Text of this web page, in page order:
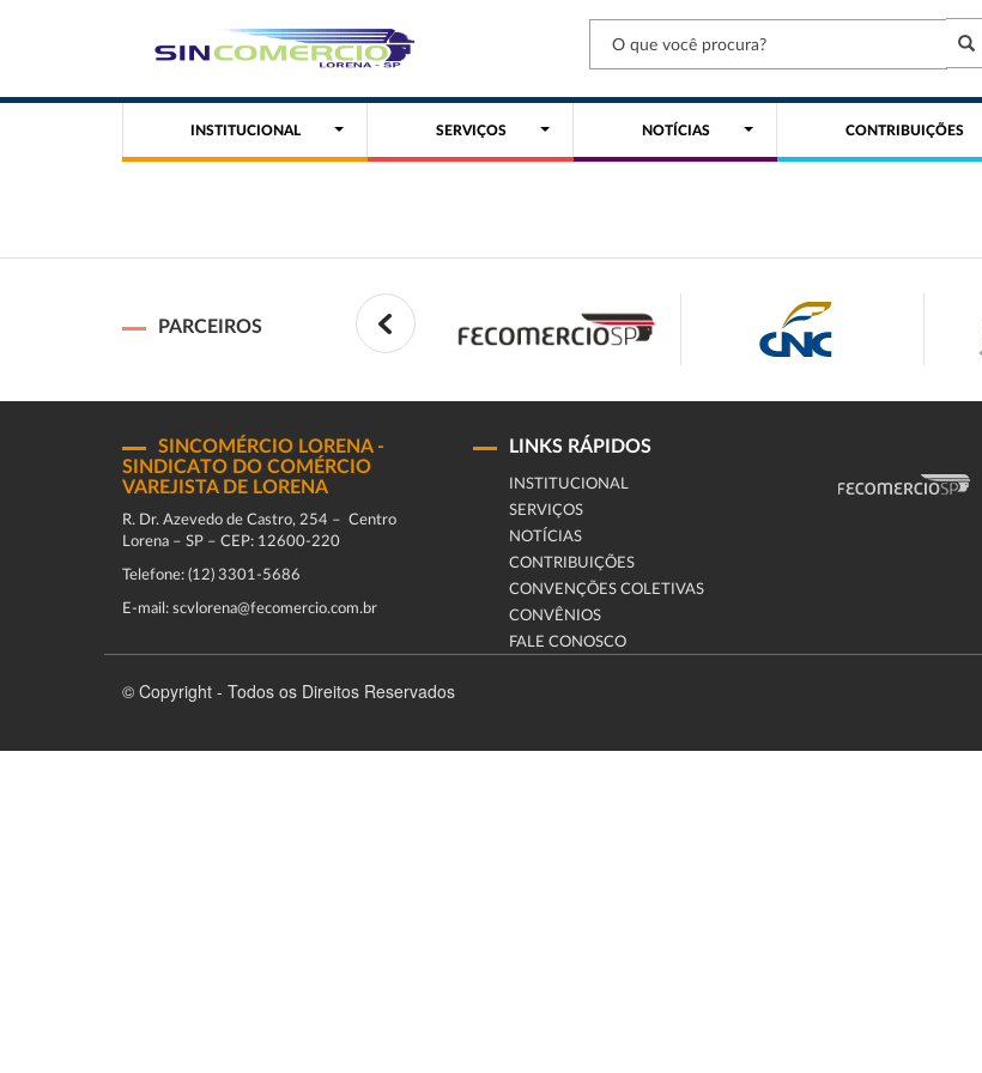
INSTITUCIONAL SERVIÇOS NOTÍCIAS CONTRIBUIÇÕES
PARCEIROS
SINCOMÉRCIO LORENA -
SINDICATO DO COMÉRCIO
VAREJISTA DE LORENA
R. Dr. Azevedo de Castro, 254 – Centro
Lorena – SP – CEP: 12600-220
Telefone: (12) 3301-5686
E-mail: scvlorena@fecomercio.com.br
LINKS RÁPIDOS
INSTITUCIONAL
SERVIÇOS
NOTÍCIAS
CONTRIBUIÇÕES
CONVENÇÕES COLETIVAS
CONVÊNIOS
FALE CONOSCO
© Copyright - Todos os Direitos Reservados